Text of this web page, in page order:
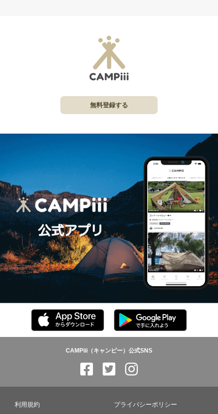
無料登録する
CAMPiii（キャンピー）公式SNS
利用規約 プライバシーポリシー